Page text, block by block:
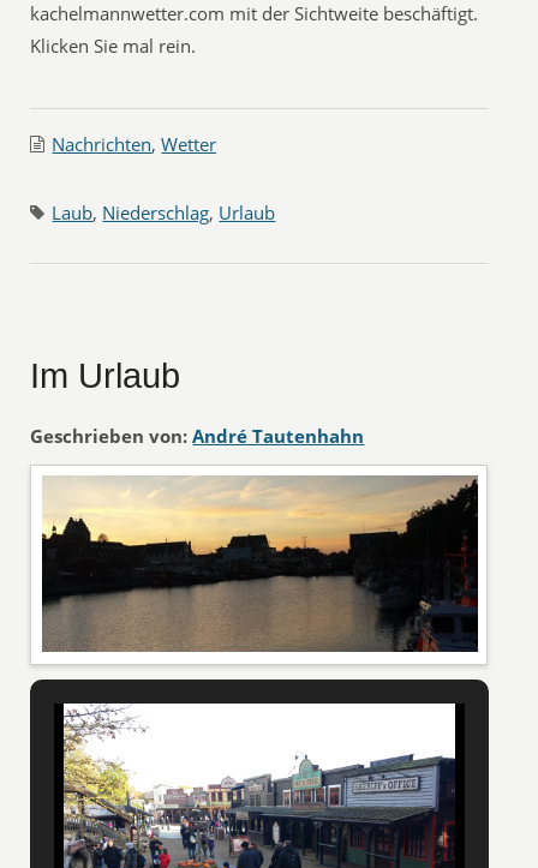
kachelmannwetter.com mit der Sichtweite beschäftigt.
Klicken Sie mal rein.
Nachrichten,Wetter
Laub, Niederschlag, Urlaub
Im Urlaub
Geschrieben von: André Tautenhahn